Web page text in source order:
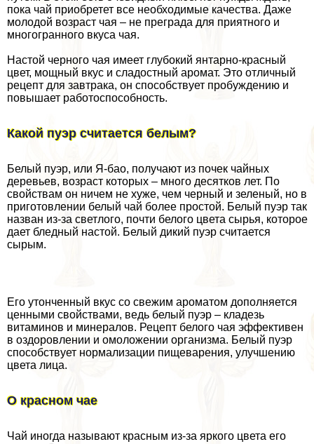
пока чай приобретет все необходимые качества. Даже
молодой возраст чая – не преграда для приятного и
многогранного вкуса чая.
Настой черного чая имеет глубокий янтарно-красный
цвет, мощный вкус и сладостный аромат. Это отличный
рецепт для завтpaка, он способствует пробуждению и
повышает работоспособность.
Какой пуэр считается белым?
Белый пуэр, или Я-бао, получают из почек чайных
деревьев, возраст которых – много десятков лет. По
свойствам он ничем не хуже, чем черный и зеленый, но в
приготовлении белый чай более простой. Белый пуэр так
назван из-за светлого, почти белого цвета сырья, которое
дает бледный настой. Белый дикий пуэр считается
сырым.
Его утонченный вкус со свежим ароматом дополняется
ценными свойствами, ведь белый пуэр – кладезь
витаминов и минералов. Рецепт белого чая эффективен
в оздоровлении и омоложении организма. Белый пуэр
способствует нормализации пищеварения, улучшению
цвета лица.
О красном чае
Чай иногда называют красным из-за яркого цвета его